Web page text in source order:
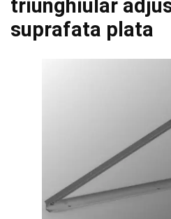
triunghiular
suprafata plata